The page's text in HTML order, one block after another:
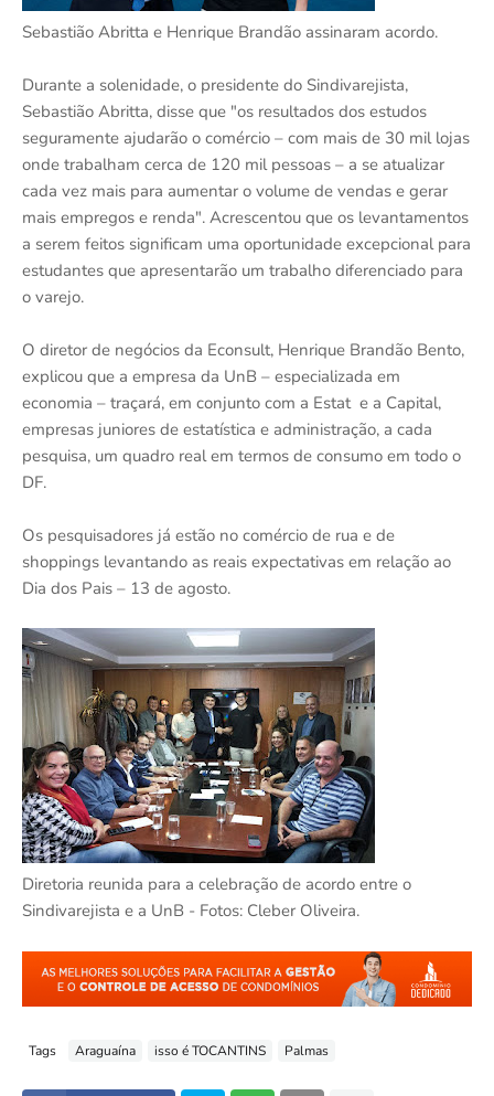
Sebastião Abritta e Henrique Brandão assinaram acordo.
Durante a solenidade, o presidente do Sindivarejista,
Sebastião Abritta, disse que "os resultados dos estudos
seguramente ajudarão o comércio – com mais de 30 mil lojas
onde trabalham cerca de 120 mil pessoas – a se atualizar
cada vez mais para aumentar o volume de vendas e gerar
mais empregos e renda". Acrescentou que os levantamentos
a serem feitos significam uma oportunidade excepcional para
estudantes que apresentarão um trabalho diferenciado para
o varejo.
O diretor de negócios da Econsult, Henrique Brandão Bento,
explicou que a empresa da UnB – especializada em
economia – traçará, em conjunto com a Estat e a Capital,
empresas juniores de estatística e administração, a cada
pesquisa, um quadro real em termos de consumo em todo o
DF.
Os pesquisadores já estão no comércio de rua e de
shoppings levantando as reais expectativas em relação ao
Dia dos Pais – 13 de agosto.
Diretoria reunida para a celebração de acordo entre o
Sindivarejista e a UnB - Fotos: Cleber Oliveira.
Tags Araguaína isso é TOCANTINS Palmas